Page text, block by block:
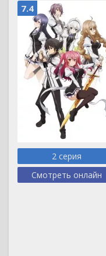
7.4
2 серия
Смотреть онлайн